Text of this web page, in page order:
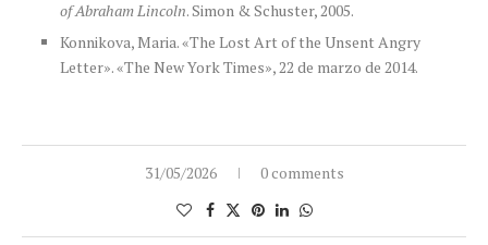
of Abraham Lincoln. Simon & Schuster, 2005.
Konnikova, Maria. «The Lost Art of the Unsent Angry
Letter». «The New York Times», 22 de marzo de 2014.
31/05/2026 0 comments